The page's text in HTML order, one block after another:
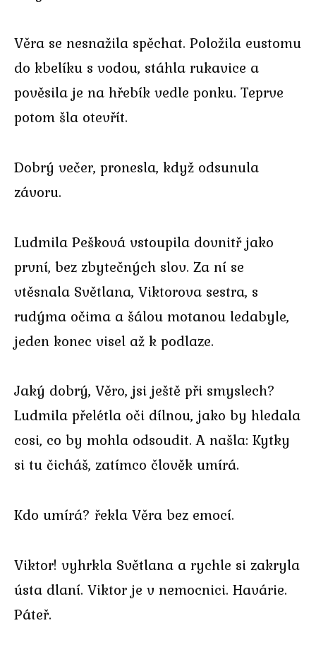
Věra se nesnažila spěchat. Položila eustomu
do kbelíku s vodou, stáhla rukavice a
pověsila je na hřebík vedle ponku. Teprve
potom šla otevřít.
Dobrý večer, pronesla, když odsunula
závoru.
Ludmila Pešková vstoupila dovnitř jako
první, bez zbytečných slov. Za ní se
vtěsnala Světlana, Viktorova sestra, s
rudýma očima a šálou motanou ledabyle,
jeden konec visel až k podlaze.
Jaký dobrý, Věro, jsi ještě při smyslech?
Ludmila přelétla oči dílnou, jako by hledala
cosi, co by mohla odsoudit. A našla: Kytky
si tu čicháš, zatímco člověk umírá.
Kdo umírá? řekla Věra bez emocí.
Viktor! vyhrkla Světlana a rychle si zakryla
ústa dlaní. Viktor je v nemocnici. Havárie.
Páteř.